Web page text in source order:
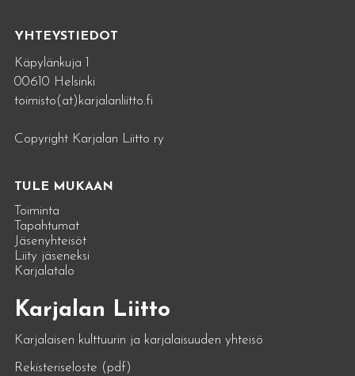
YHTEYSTIEDOT
Käpylänkuja 1
00610 Helsinki
toimisto(at)karjalanliitto.fi
Copyright Karjalan Liitto ry
TULE MUKAAN
Toiminta
Tapahtumat
Jäsenyhteisöt
Liity jäseneksi
Karjalatalo
Karjalan Liitto
Karjalaisen kulttuurin ja karjalaisuuden yhteisö
Rekisteriseloste (pdf)